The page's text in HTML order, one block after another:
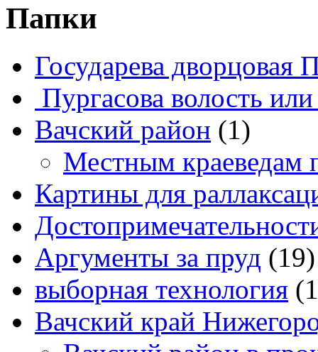
Папки
Государева дворцовая
Пургасова волость
Вачский район (1)
Местным краеведам
Картины для
Аргументы за пруд (19)
выборная технология
Вачский край